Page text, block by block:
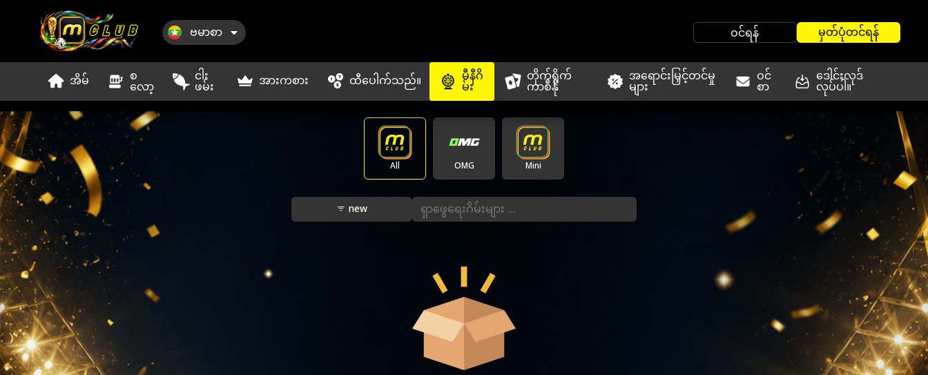
ဗမာစာ ဝင်ရန် မှတ်ပုံတင်ရန်
အိမ် စ
လော့
ငါး
ဖမ်း အားကစား ထီပေါက်သည်။ မီနီဂိ
မ်း
တိုက်ရိုက်
ကာစီနို
အရောင်းမြှင့်တင်မှု
များ
ဝင်
စာ
ဒေါင်းလုဒ်
လုပ်ပါ။
All OMG Mini
new